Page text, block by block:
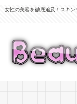
女性の美容を徹底追及！スキ